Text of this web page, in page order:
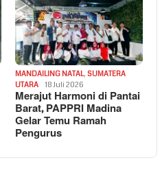
MANDAILING NATAL, SUMATERA
UTARA
18 Juli 2026
Merajut Harmoni di Pantai
Barat, PAPPRI Madina
Gelar Temu Ramah
Pengurus